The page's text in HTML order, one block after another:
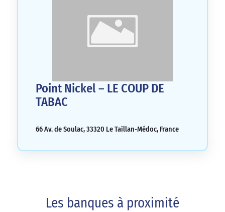
Point Nickel – LE COUP DE
TABAC
66 Av. de Soulac, 33320 Le Taillan-Médoc, France
Les banques à proximité